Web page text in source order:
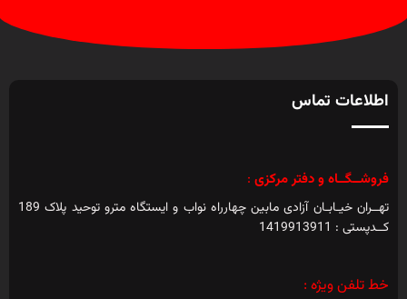
اطلاعات تماس
فروشــگــاه و دفتر مرکزی :
تهــران خیـابـان آزادی مابین چهارراه نواب و ایستگاه مترو توحید پلاک 189
کــدپستی : 1419913911
خط تلفن ویژه :